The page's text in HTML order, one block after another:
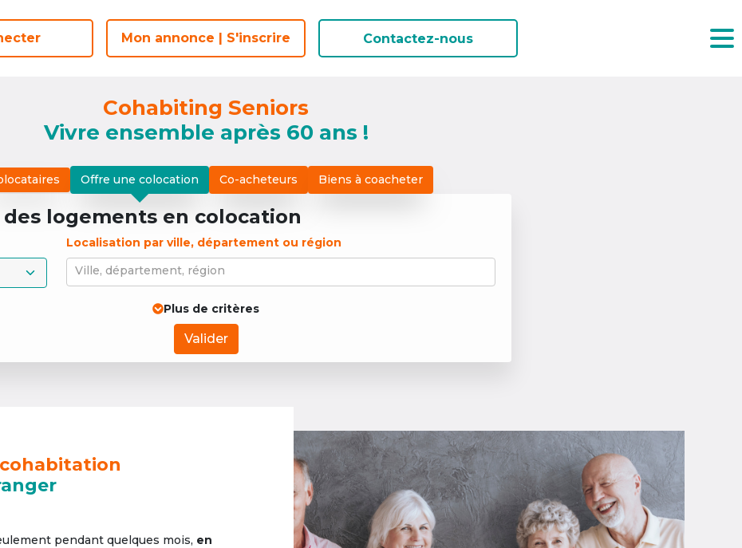
Mon annonce | S'inscrire Contactez-nous
Cohabiting Seniors
Vivre ensemble après 60 ans !
Offre une colocation Co-acheteurs Biens à coacheter
logements en colocation
Localisation par ville, département ou région
Ville, département, région
Plus de critères
Valider
pendant quelques mois, en